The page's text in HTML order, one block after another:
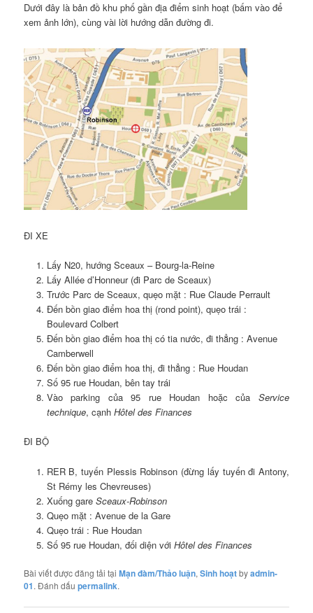
Dưới đây là bản đồ khu phố gần địa điểm sinh hoạt (bấm vào để
xem ảnh lớn), cùng vài lời hướng dẫn đường đi.
ĐI XE
Lấy N20, hướng Sceaux – Bourg-la-Reine
Lấy Allée d’Honneur (đi Parc de Sceaux)
Trước Parc de Sceaux, quẹo mặt : Rue Claude Perrault
Đến bồn giao điểm hoa thị (rond point), quẹo trái :
Boulevard Colbert
Đến bồn giao điểm hoa thị có tia nước, đi thẳng : Avenue
Camberwell
Đến bồn giao điểm hoa thị, đi thẳng : Rue Houdan
Số 95 rue Houdan, bên tay trái
Vào parking của 95 rue Houdan hoặc của Service
technique, cạnh Hôtel des Finances
ĐI BỘ
RER B, tuyến Plessis Robinson (đừng lấy tuyến đi Antony,
St Rémy les Chevreuses)
Xuống gare Sceaux-Robinson
Quẹo mặt : Avenue de la Gare
Quẹo trái : Rue Houdan
Số 95 rue Houdan, đối diện với Hôtel des Finances
Bài viết được đăng tải tạiMạn đàm/Thảo luận,Sinh hoạtbyadmin-
01. Đánh dấupermalink.